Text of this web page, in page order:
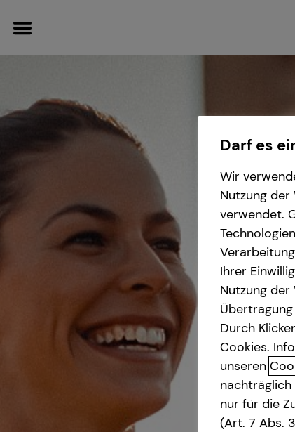
Wissenswertes
Finanzberatung
Private Krankenvorsorge
Immobilienfinanzierung
Betriebliche Altersvorsorge
Investment
Kapitalanlage Immobilien
Gewerbliche Versicherungen
Karriere-Infos
Initiativbewerbung
Service
Schadenabwicklung
Darf es
Wir
Nutzung
verwendet.
Ihrer
Nutzung
Durch
Cookies.
unseren
nachträglich
nur für die
(Art. 7 Abs.